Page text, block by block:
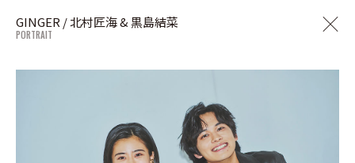
GINGER / 北村匠海 & 黒島結菜
PORTRAIT